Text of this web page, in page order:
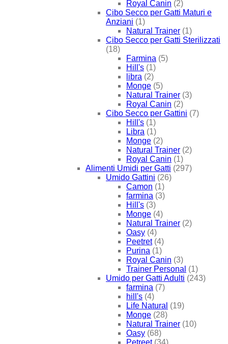
Royal Canin (2)
Cibo Secco per Gatti Maturi e
Anziani (1)
Natural Trainer (1)
Cibo Secco per Gatti Sterilizzati
(18)
Farmina (5)
Hill's (1)
libra (2)
Monge (5)
Natural Trainer (3)
Royal Canin (2)
Cibo Secco per Gattini (7)
Hill's (1)
Libra (1)
Monge (2)
Natural Trainer (2)
Royal Canin (1)
Alimenti Umidi per Gatti (297)
Umido Gattini (26)
Camon (1)
farmina (3)
Hill's (3)
Monge (4)
Natural Trainer (2)
Oasy (4)
Peetret (4)
Purina (1)
Royal Canin (3)
Trainer Personal (1)
Umido per Gatti Adulti (243)
farmina (7)
hill's (4)
Life Natural (19)
Monge (28)
Natural Trainer (10)
Oasy (68)
Petreet (34)